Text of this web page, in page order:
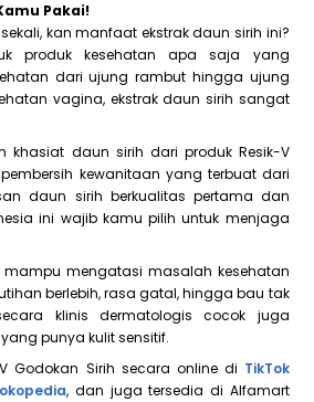
Pakai!
kan manfaat ekstrak daun sirih ini?
produk kesehatan apa saja yang
dari ujung rambut hingga ujung
vagina, ekstrak daun sirih sangat
khasiat daun sirih dari produk Resik-V
pembersih kewanitaan yang terbuat dari
daun sirih berkualitas pertama dan
ini wajib kamu pilih untuk menjaga
mampu mengatasi masalah kesehatan
berlebih, rasa gatal, hingga bau tak
klinis dermatologis cocok juga
punya kulit sensitif.
Godokan Sirih secara online di TikTok
, dan juga tersedia di Alfamart